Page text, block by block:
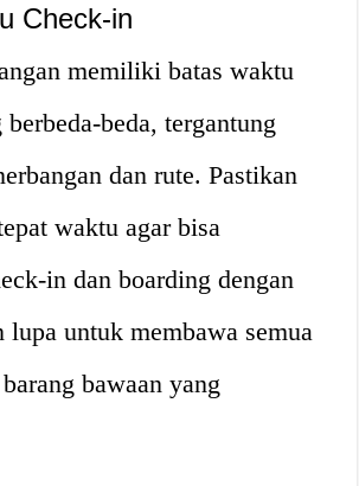
Check-in
memiliki batas waktu
beda, tergantung
dan rute. Pastikan
waktu agar bisa
in dan boarding dengan
lupa untuk membawa semua
bawaan yang